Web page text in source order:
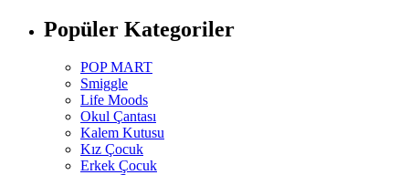
Popüler Kategoriler
POP MART
Smiggle
Life Moods
Okul Çantası
Kalem Kutusu
Kız Çocuk
Erkek Çocuk